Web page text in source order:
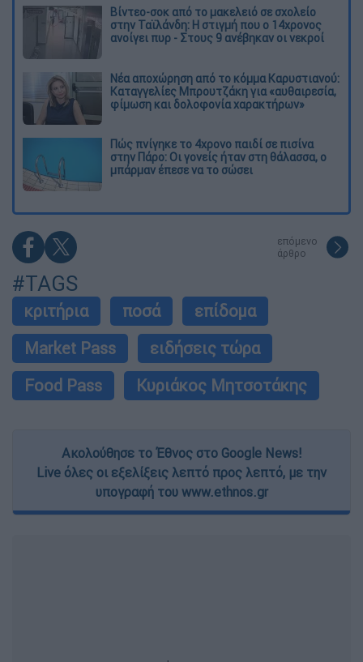
Βίντεο-σοκ από το μακελειό σε σχολείο
στην Ταϊλάνδη: Η στιγμή που ο 14χρονος
ανοίγει πυρ - Στους 9 ανέβηκαν οι νεκροί
Νέα αποχώρηση από το κόμμα Καρυστιανού:
Καταγγελίες Μπρουτζάκη για «αυθαιρεσία,
φίμωση και δολοφονία χαρακτήρων»
Πώς πνίγηκε το 4χρονο παιδί σε πισίνα
στην Πάρο: Οι γονείς ήταν στη θάλασσα, ο
μπάρμαν έπεσε να το σώσει
επόμενο
άρθρο
#TAGS
κριτήρια ποσά
επίδομα
Market Pass
ειδήσεις τώρα
Food Pass
Κυριάκος Μητσοτάκης
Ακολούθησε το Έθνος στο Google News!
Live όλες οι εξελίξεις λεπτό προς λεπτό, με την
υπογραφή του www.ethnos.gr